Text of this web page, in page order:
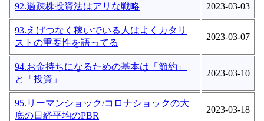
92.過疎株投資法はアリな戦略 2023-03-03
93.えげつなく稼いでいる人はよくカタリ
ストの重要性を語ってる
2023-03-07
94.お金持ちになるための基本は「節約」
と「投資」
2023-03-10
95.リーマンショック/コロナショックの大
底の日経平均のPBR
2023-03-18